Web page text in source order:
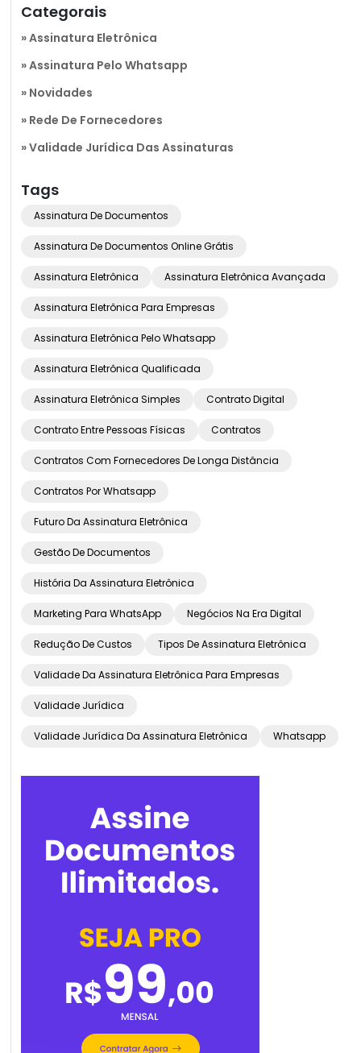
Categorais
Assinatura Eletrônica
Assinatura Pelo Whatsapp
Novidades
Rede De Fornecedores
Validade Jurídica Das Assinaturas
Tags
Assinatura De Documentos
Assinatura De Documentos Online Grátis
Assinatura Eletrônica Assinatura Eletrônica Avançada
Assinatura Eletrônica Para Empresas
Assinatura Eletrônica Pelo Whatsapp
Assinatura Eletrônica Qualificada
Assinatura Eletrônica Simples Contrato Digital
Contrato Entre Pessoas Físicas Contratos
Contratos Com Fornecedores De Longa Distância
Contratos Por Whatsapp
Futuro Da Assinatura Eletrônica
Gestão De Documentos
História Da Assinatura Eletrônica
Marketing Para WhatsApp Negócios Na Era Digital
Redução De Custos Tipos De Assinatura Eletrônica
Validade Da Assinatura Eletrônica Para Empresas
Validade Jurídica
Validade Jurídica Da Assinatura Eletrônica Whatsapp